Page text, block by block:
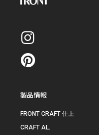
製品情報
FRONT CRAFT 仕上
CRAFT AL.